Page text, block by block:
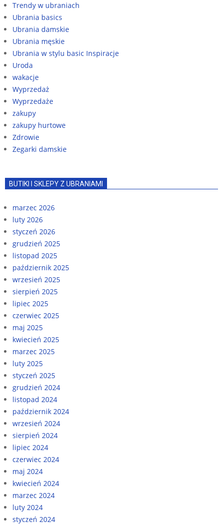
Trendy w ubraniach
Ubrania basics
Ubrania damskie
Ubrania męskie
Ubrania w stylu basic Inspiracje
Uroda
wakacje
Wyprzedaż
Wyprzedaże
zakupy
zakupy hurtowe
Zdrowie
Zegarki damskie
BUTIKI I SKLEPY Z UBRANIAMI
marzec 2026
luty 2026
styczeń 2026
grudzień 2025
listopad 2025
październik 2025
wrzesień 2025
sierpień 2025
lipiec 2025
czerwiec 2025
maj 2025
kwiecień 2025
marzec 2025
luty 2025
styczeń 2025
grudzień 2024
listopad 2024
październik 2024
wrzesień 2024
sierpień 2024
lipiec 2024
czerwiec 2024
maj 2024
kwiecień 2024
marzec 2024
luty 2024
styczeń 2024